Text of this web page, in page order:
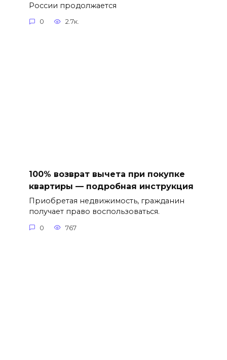
России продолжается
0 2.7к.
100% возврат вычета при покупке
квартиры — подробная инструкция
Приобретая недвижимость, гражданин
получает право воспользоваться.
0 767